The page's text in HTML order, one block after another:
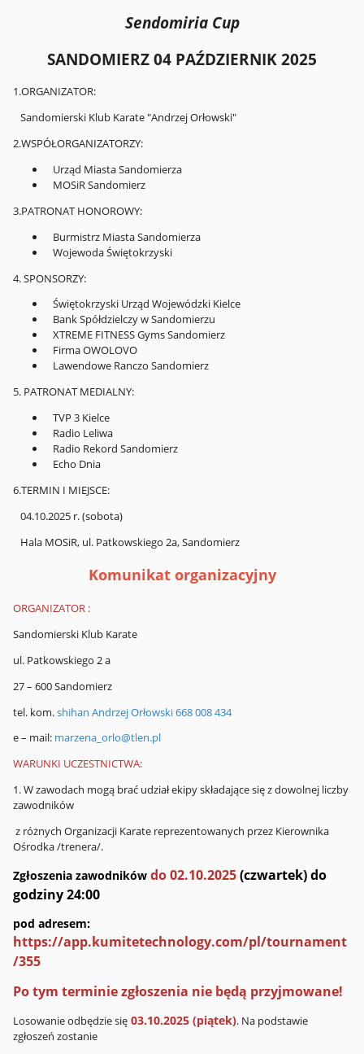
Sendomiria Cup
SANDOMIERZ 04 PAŹDZIERNIK 2025
1.ORGANIZATOR:
Sandomierski Klub Karate "Andrzej Orłowski"
2.WSPÓŁORGANIZATORZY:
Urząd Miasta Sandomierza
MOSiR Sandomierz
3.PATRONAT HONOROWY:
Burmistrz Miasta Sandomierza
Wojewoda Świętokrzyski
4. SPONSORZY:
Świętokrzyski Urząd Wojewódzki Kielce
Bank Spółdzielczy w Sandomierzu
XTREME FITNESS Gyms Sandomierz
Firma OWOLOVO
Lawendowe Ranczo Sandomierz
5. PATRONAT MEDIALNY:
TVP 3 Kielce
Radio Leliwa
Radio Rekord Sandomierz
Echo Dnia
6.TERMIN I MIEJSCE:
04.10.2025 r. (sobota)
Hala MOSiR, ul. Patkowskiego 2a, Sandomierz
Komunikat organizacyjny
ORGANIZATOR :
Sandomierski Klub Karate
ul. Patkowskiego 2 a
27 – 600 Sandomierz
tel. kom.shihan Andrzej Orłowski 668 008 434
e – mail: marzena_orlo@tlen.pl
WARUNKI UCZESTNICTWA:
1. W zawodach mogą brać udział ekipy składające się z dowolnej liczby
zawodników
z różnych Organizacji Karate reprezentowanych przez Kierownika
Ośrodka /trenera/.
Zgłoszenia zawodników do 02.10.2025(czwartek) do
godziny 24:00
pod adresem:
https://app.kumitetechnology.com/pl/tournament
/355
Po tym terminie zgłoszenia nie będą przyjmowane!
Losowanie odbędzie się 03.10.2025 (piątek). Na podstawie
zgłoszeń zostanie